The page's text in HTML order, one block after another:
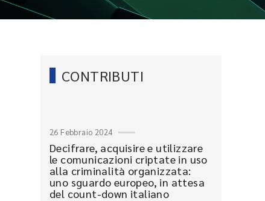
CONTRIBUTI
26 Febbraio 2024
Decifrare, acquisire e utilizzare
le comunicazioni criptate in uso
alla criminalità organizzata:
uno sguardo europeo, in attesa
del count-down italiano